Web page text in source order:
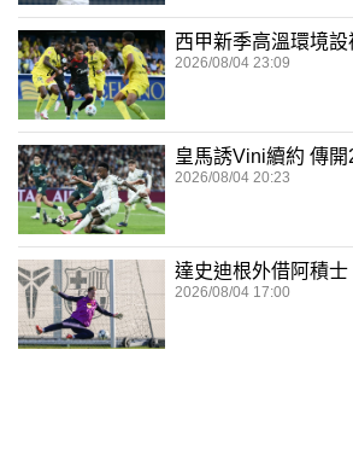
西甲新季高溫環境設
2026/08/04 23:09
皇馬誘Vini續約 傳
2026/08/04 20:23
達史迪根外借阿積士
2026/08/04 17:00